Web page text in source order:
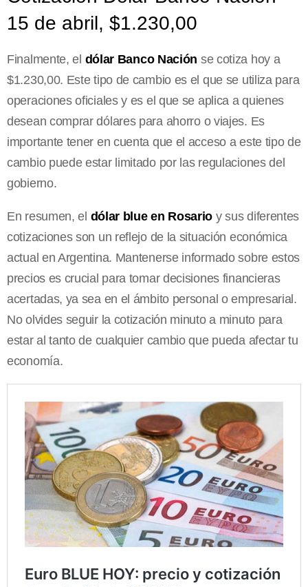
15 de abril, $1.230,00
Finalmente, el dólar Banco Nación se cotiza hoy a
$1.230,00. Este tipo de cambio es el que se utiliza para
operaciones oficiales y es el que se aplica a quienes
desean comprar dólares para ahorro o viajes. Es
importante tener en cuenta que el acceso a este tipo de
cambio puede estar limitado por las regulaciones del
gobierno.
En resumen, el dólar blue en Rosario y sus diferentes
cotizaciones son un reflejo de la situación económica
actual en Argentina. Mantenerse informado sobre estos
precios es crucial para tomar decisiones financieras
acertadas, ya sea en el ámbito personal o empresarial.
No olvides seguir la cotización minuto a minuto para
estar al tanto de cualquier cambio que pueda afectar tu
economía.